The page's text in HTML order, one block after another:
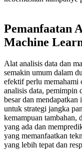
Pemanfaatan
Machine
Alat analisis data dan
semakin umum dalam
efektif perlu memahami
analisis data, pemimpin
besar dan
untuk strategi jangka
kemampuan tambahan,
yang ada dan
yang memanfaatkan
yang lebih tepat dan